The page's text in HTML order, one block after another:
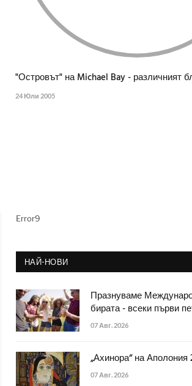
"Островът" на Michael Bay - различният
24 Юли 2005
Error9
НАЙ-НОВИ
Празнуваме
бирата - всеки първи
07 Авг. 2026
„Ахинора“ на Аполония
07 Авг. 2026